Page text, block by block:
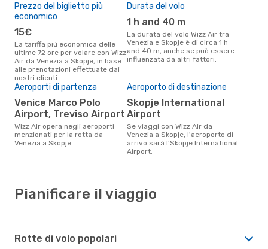
Prezzo del biglietto più
economico
15€
La tariffa più economica delle
ultime 72 ore per volare con Wizz
Air da Venezia a Skopje, in base
alle prenotazioni effettuate dai
nostri clienti.
Durata del volo
1 h and 40 m
La durata del volo Wizz Air tra
Venezia e Skopje è di circa 1 h
and 40 m, anche se può essere
influenzata da altri fattori.
Aeroporti di partenza
Venice Marco Polo
Airport, Treviso Airport
Wizz Air opera negli aeroporti
menzionati per la rotta da
Venezia a Skopje
Aeroporto di destinazione
Skopje International
Airport
Se viaggi con Wizz Air da
Venezia a Skopje, l'aeroporto di
arrivo sarà l'Skopje International
Airport.
Pianificare il viaggio
Rotte di volo popolari